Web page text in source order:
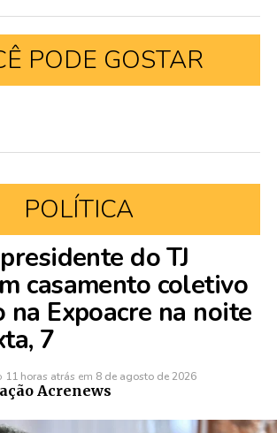
PODE GOSTAR
POLÍTICA
do TJ
casamento coletivo
na Expoacre na noite
7
11 horas atrás em 8 de agosto de 2026
Acrenews